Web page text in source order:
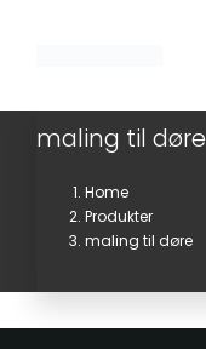
maling til døre
Home
Produkter
maling til døre